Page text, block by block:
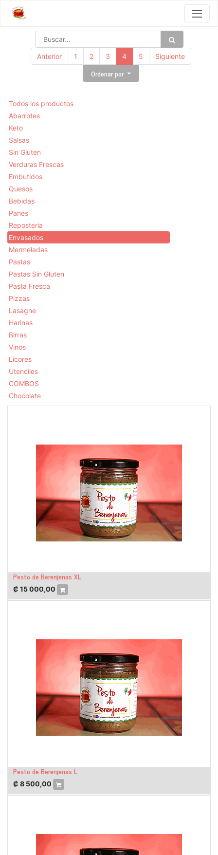
Anterior 1 2 3 4 5 Siguiente
Ordenar por
Todos los productos
Abarrotes
Keto
Salsas
Sin Gluten
Verduras Frescas
Embutidos
Quesos
Bebidas
Panes
Reposteria
Envasados
Mermeladas
Pastas
Pastas Sin Gluten
Pasta Fresca
Pizzas
Lasagne
Harinas
Birras
Vinos
Licores
Utenciles
COMBOS
Chocolate
Pesto de Berenjenas XL
₡ 15 000,00
Pesto de Berenjenas L
₡ 8 500,00